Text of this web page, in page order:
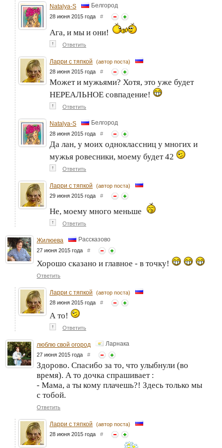
Natalya-S Белгород
28 июня 2015 года #
Ага, и мы и они!
↑ Ответить
Ларри с тяпкой
(автор поста)
28 июня 2015 года #
Может и мужьями? Хотя, это уже будет
НЕРЕАЛЬНОЕ совпадение!
↑ Ответить
Natalya-S Белгород
28 июня 2015 года #
Да лан, у моих одноклассниц у многих и
мужья ровесники, моему будет 42
↑ Ответить
Ларри с тяпкой
(автор поста)
29 июня 2015 года #
Не, моему много меньше
↑ Ответить
Жилюева Рассказово
27 июня 2015 года #
Хорошо сказано и главное - в точку!
Ответить
Ларри с тяпкой
(автор поста)
28 июня 2015 года #
А то!
↑ Ответить
люблю свой огород Ларнака
27 июня 2015 года #
Здорово. Спасибо за то, что улыбнули (во
время). А то дочка спрашивает :
- Мама, а ты кому плачешь?! Здесь только мы
с тобой.
Ответить
Ларри с тяпкой
(автор поста)
28 июня 2015 года #